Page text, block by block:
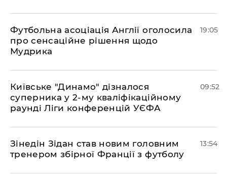
​Футбольна асоціація Англії оголосила
про сенсаційне рішення щодо
Мудрика
19:05
Київське "Динамо" дізналося
суперника у 2-му кваліфікаційному
раунді Ліги конференцій УЄФА
09:52
​Зінедін Зідан став новим головним
тренером збірної Франції з футболу
13:54